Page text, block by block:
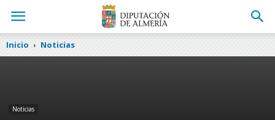
Inicio Noticias
Noticias